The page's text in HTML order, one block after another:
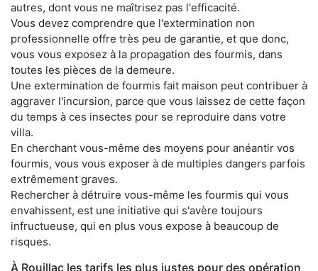
autres, dont vous ne maîtrisez pas l'efficacité.
Vous devez comprendre que l'extermination non
professionnelle offre très peu de garantie, et que donc,
vous vous exposez à la propagation des fourmis, dans
toutes les pièces de la demeure.
Une extermination de fourmis fait maison peut contribuer à
aggraver l'incursion, parce que vous laissez de cette façon
du temps à ces insectes pour se reproduire dans votre
villa.
En cherchant vous-même des moyens pour anéantir vos
fourmis, vous vous exposer à de multiples dangers parfois
extrêmement graves.
Rechercher à détruire vous-même les fourmis qui vous
envahissent, est une initiative qui s'avère toujours
infructueuse, qui en plus vous expose à beaucoup de
risques.
À Rouillac les tarifs les plus justes pour des opération